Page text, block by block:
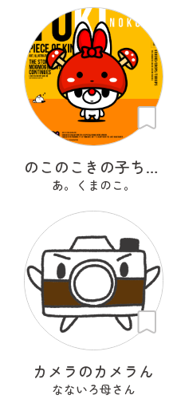
のこのこきの子ちゃん
あ。くまのこ。
カメラのカメラん
なないろ母さん